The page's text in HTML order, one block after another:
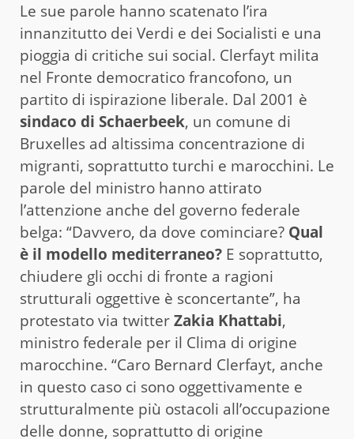
Le sue parole hanno scatenato l’ira
innanzitutto dei Verdi e dei Socialisti e una
pioggia di critiche sui social. Clerfayt milita
nel Fronte democratico francofono, un
partito di ispirazione liberale. Dal 2001 è
sindaco di Schaerbeek, un comune di
Bruxelles ad altissima concentrazione di
migranti, soprattutto turchi e marocchini. Le
parole del ministro hanno attirato
l’attenzione anche del governo federale
belga: “Davvero, da dove cominciare? Qual
è il modello mediterraneo? E soprattutto,
chiudere gli occhi di fronte a ragioni
strutturali oggettive è sconcertante”, ha
protestato via twitterZakia Khattabi,
ministro federale per il Clima di origine
marocchine. “Caro Bernard Clerfayt, anche
in questo caso ci sono oggettivamente e
strutturalmente più ostacoli all’occupazione
delle donne, soprattutto di origine